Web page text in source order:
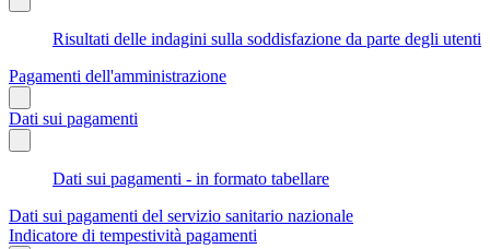
Risultati delle indagini sulla soddisfazione da parte degli utenti
Pagamenti dell'amministrazione
Dati sui pagamenti
Dati sui pagamenti - in formato tabellare
Dati sui pagamenti del servizio sanitario nazionale
Indicatore di tempestività pagamenti